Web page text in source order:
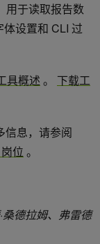
用于读取报告数
设置和 CLI 过
具概述 。 下载工
信息，请参阅
位 。
桑德拉姆、弗雷德